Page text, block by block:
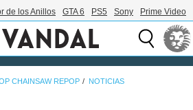
de los Anillos GTA 6 PS5 Sony Prime Video
CHAINSAW REPOP NOTICIAS